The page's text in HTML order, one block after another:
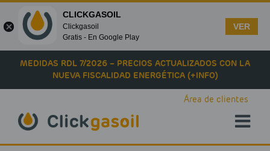
Skip to main content
MEDIDAS RDL 7/2026 – PRECIOS ACTUALIZADOS CON LA
NUEVA FISCALIDAD ENERGÉTICA (+INFO)
Área de clientes
CLICKGASOIL
Clickgasoil
Gratis - En Google Play
VER